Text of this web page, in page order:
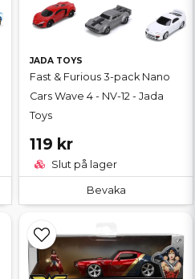
JADA TOYS
Fast & Furious 3-pack Nano
Cars Wave 4 - NV-12 - Jada
Toys
119 kr
Slut på lager
Bevaka